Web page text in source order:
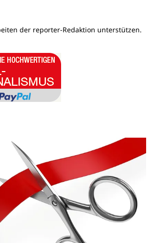
der reporter-Redaktion unterstützen.